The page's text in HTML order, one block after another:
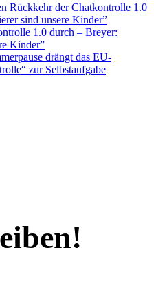
Rückkehr der Chatkontrolle 1.0
sind unsere Kinder”
1.0 durch – Breyer:
Kinder”
drängt das EU-
zur Selbstaufgabe